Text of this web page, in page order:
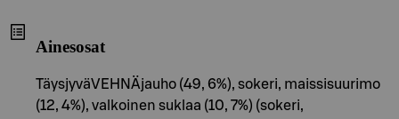
Ainesosat
TäysjyväVEHNÄjauho (49, 6%), sokeri, maissisuurimo
(12, 4%), valkoinen suklaa (10, 7%) (sokeri,